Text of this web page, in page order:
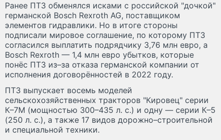
Ранее ПТЗ обменялся исками с российской "дочкой"
германской Bosch Rexroth AG, поставщиком
элементов гидравлики. Но в итоге стороны
подписали мировое соглашение, по которому ПТЗ
согласился выплатить подрядчику 3,76 млн евро, а
Bosch Rexroth — 1,4 млн евро убытков, которые
понёс ПТЗ из–за отказа германской компании от
исполнения договорённостей в 2022 году.
ПТЗ выпускает восемь моделей
сельскохозяйственных тракторов "Кировец" серии
К–7М (мощностью 300–435 л. с.) и одну — серии К–5
(250 л. с.), а также 17 видов дорожно–строительной
и специальной техники.